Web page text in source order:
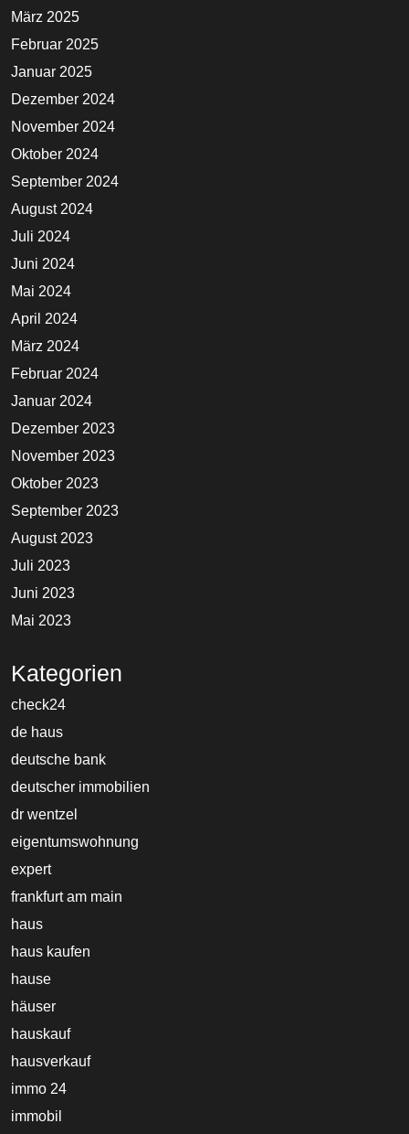
März 2025
Februar 2025
Januar 2025
Dezember 2024
November 2024
Oktober 2024
September 2024
August 2024
Juli 2024
Juni 2024
Mai 2024
April 2024
März 2024
Februar 2024
Januar 2024
Dezember 2023
November 2023
Oktober 2023
September 2023
August 2023
Juli 2023
Juni 2023
Mai 2023
Kategorien
check24
de haus
deutsche bank
deutscher immobilien
dr wentzel
eigentumswohnung
expert
frankfurt am main
haus
haus kaufen
hause
häuser
hauskauf
hausverkauf
immo 24
immobil